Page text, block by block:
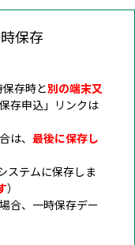
保存
存時と別の端末又
存申込」リンクは
は、 最後に保存し
ステムに保存しま
）
合、一時保存デー